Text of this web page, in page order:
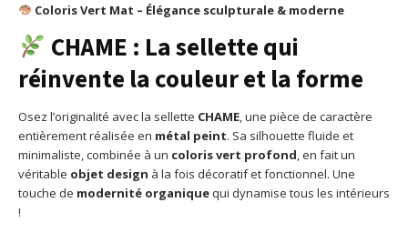
Coloris Vert Mat – Élégance sculpturale & moderne
CHAME : La sellette qui
réinvente la couleur et la forme
Osez l’originalité avec la sellette CHAME, une pièce de caractère
entièrement réalisée en métal peint. Sa silhouette fluide et
minimaliste, combinée à un coloris vert profond, en fait un
véritable objet design à la fois décoratif et fonctionnel. Une
touche de modernité organiquequi dynamise tous les intérieurs
!